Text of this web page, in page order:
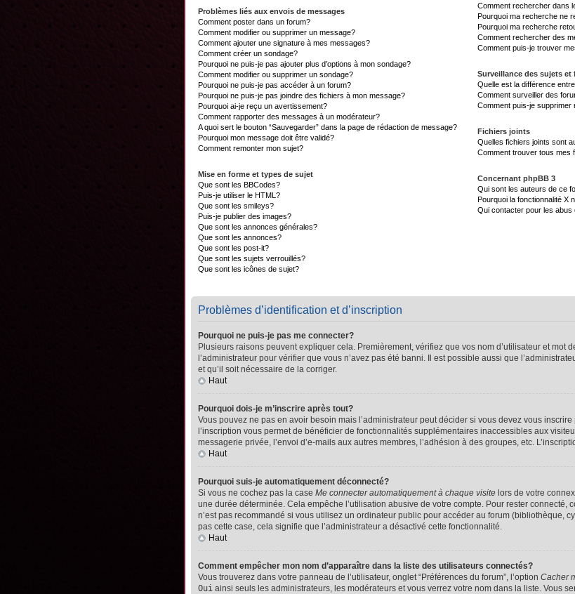
Problèmes liés aux envois de messages
Comment poster dans un forum?
Comment modifier ou supprimer un message?
Comment ajouter une signature à mes messages?
Comment créer un sondage?
Pourquoi ne puis-je pas ajouter plus d’options à mon sondage?
Comment modifier ou supprimer un sondage?
Pourquoi ne puis-je pas accéder à un forum?
Pourquoi ne puis-je pas joindre des fichiers à mon message?
Pourquoi ai-je reçu un avertissement?
Comment rapporter des messages à un modérateur?
A quoi sert le bouton “Sauvegarder” dans la page de rédaction de message?
Pourquoi mon message doit être validé?
Comment remonter mon sujet?
Mise en forme et types de sujet
Que sont les BBCodes?
Puis-je utiliser le HTML?
Que sont les smileys?
Puis-je publier des images?
Que sont les annonces générales?
Que sont les annonces?
Que sont les post-it?
Que sont les sujets verrouillés?
Que sont les icônes de sujet?
Comment rechercher dans
Pourquoi ma recherche ne
Pourquoi ma recherche
Comment rechercher des
Comment puis-je trouver
Surveillance des sujets et
Quelle est la différence
Comment surveiller des
Comment puis-je
Fichiers joints
Quelles fichiers joints sont
Comment trouver tous mes
Concernant phpBB 3
Qui sont les auteurs de ce
Pourquoi la fonctionnalité X
Qui contacter pour les
Problèmes d’identification et d’inscription
Pourquoi ne puis-je pas me connecter?
Plusieurs raisons peuvent expliquer cela. Premièrement, vérifiez que vos nom d’utilisateur et mot
l’administrateur pour vérifier que vous n’avez pas été banni. Il est possible aussi que
et qu’il soit nécessaire de la corriger.
Haut
Pourquoi dois-je m’inscrire après tout?
Vous pouvez ne pas en avoir besoin mais l’administrateur peut décider si vous devez vous
l’inscription vous permet de bénéficier de fonctionnalités supplémentaires inaccessibles aux
messagerie privée, l’envoi d’e-mails aux autres membres, l’adhésion à des groupes, etc.
Haut
Pourquoi suis-je automatiquement déconnecté?
Si vous ne cochez pas la case Me connecter automatiquement à chaque visite lors de votre
une durée déterminée. Cela empêche l’utilisation abusive de votre compte. Pour rester connecté,
n’est pas recommandé si vous utilisez un ordinateur public pour accéder au forum (bibliothèque,
pas cette case, cela signifie que l’administrateur a désactivé cette fonctionnalité.
Haut
Comment empêcher mon nom d’apparaître dans la liste des utilisateurs connectés?
Vous trouverez dans votre panneau de l’utilisateur, onglet “Préférences du forum”, l’option Cacher
Oui ainsi seuls les administrateurs, les modérateurs et vous verrez votre nom dans la liste. Vous